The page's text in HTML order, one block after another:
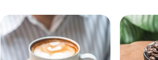
美國 CORKCICLE
日本IRIS
輝葉